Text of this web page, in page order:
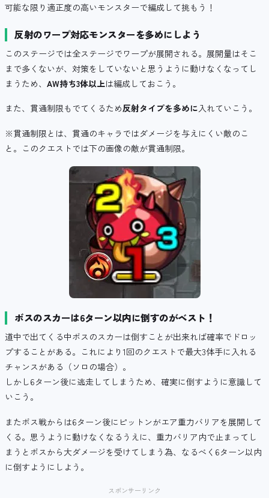
可能な限り適正度の高いモンスターで編成して挑もう！
反射のワープ対応モンスターを多めにしよう
このステージでは全ステージでワープが展開される。展開量はそこ
まで多くないが、対策をしていないと思うように動けなくなってし
まうため、 AW持ち3体以上は編成しておこう。
また、貫通制限もでてくるため反射タイプを多めに入れていこう。
※貫通制限とは、貫通のキャラではダメージを与えにくい敵のこ
と。このクエストでは下の画像の敵が貫通制限。
ボスのスカーは6ターン以内に倒すのがベスト！
道中で出てくる中ボスのスカーは倒すことが出来れば確率でドロッ
プすることがある。これにより1回のクエストで最大3体手に入れる
チャンスがある（ソロの場合）。
しかし6ターン後に逃走してしまうため、確実に倒すように意識して
いこう。
またボス戦からは6ターン後にピットンがエア重力バリアを展開して
くる。思うように動けなくなるうえに、重力バリア内で止まってし
まうとボスから大ダメージを受けてしまう為、なるべく6ターン以内
に倒すようにしよう。
スポンサーリンク